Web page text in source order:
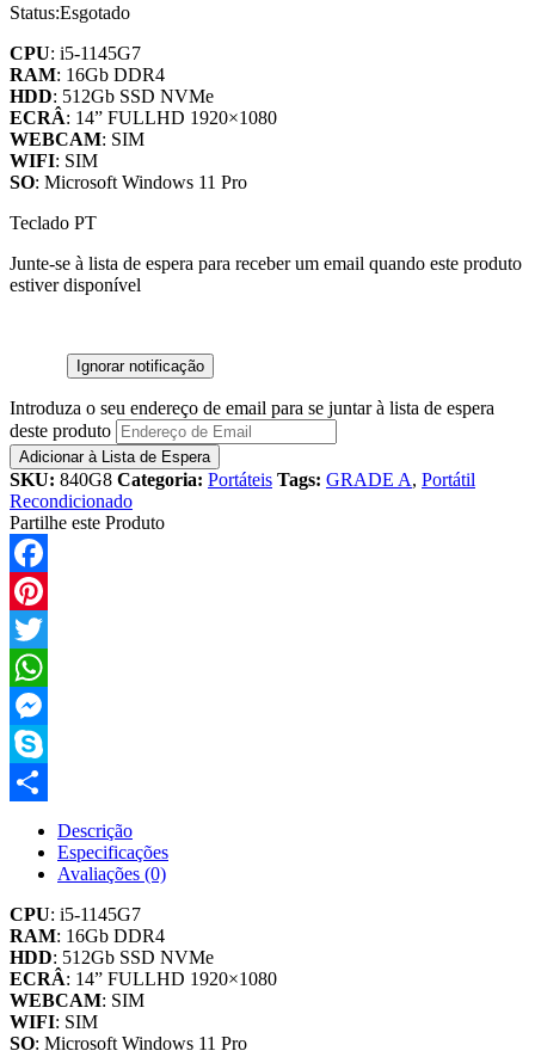
Status:Esgotado
CPU: i5-1145G7
RAM: 16Gb DDR4
HDD: 512Gb SSD NVMe
ECRÂ: 14” FULLHD 1920×1080
WEBCAM: SIM
WIFI: SIM
SO: Microsoft Windows 11 Pro
Teclado PT
Junte-se à lista de espera para receber um email quando este produto
estiver disponível
Ignorar notificação
Introduza o seu endereço de email para se juntar à lista de espera
deste produto
Adicionar à Lista de Espera
SKU: 840G8 Categoria: Portáteis Tags: GRADE A, Portátil
Recondicionado
Partilhe este Produto
Facebook
Pinterest
Twitter
WhatsApp
Messenger
Skype
Compartilhar
Descrição
Especificações
Avaliações (0)
CPU: i5-1145G7
RAM: 16Gb DDR4
HDD: 512Gb SSD NVMe
ECRÂ: 14” FULLHD 1920×1080
WEBCAM: SIM
WIFI: SIM
SO: Microsoft Windows 11 Pro